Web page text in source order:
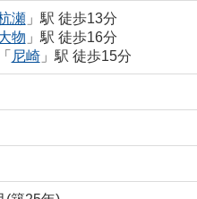
瀬」駅 徒歩13分
物 」駅 徒歩16分
「 尼崎」駅 徒歩15分